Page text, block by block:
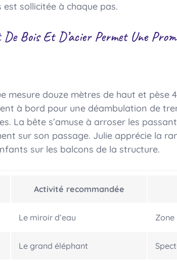
sollicitée à chaque pas.
Bois Et D’acier Permet Une
mesure douze mètres de haut et pèse
à bord pour une déambulation de
La bête s’amuse à arroser les
sur son passage. Julie apprécie la
sur les balcons de la structure.
Activité recommandée
Le miroir d’eau Zone
Le grand éléphant